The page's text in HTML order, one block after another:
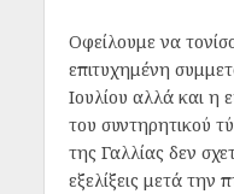
Οφείλουμε να
επιτυχημένη
Ιουλίου αλλά και η
του συντηρητικού
της Γαλλίας δεν
εξελίξεις μετά